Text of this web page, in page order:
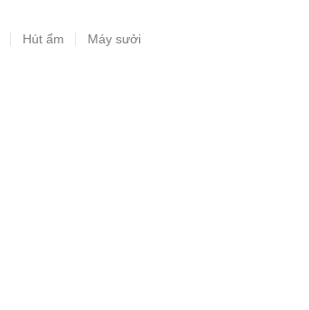
Hút ẩm Máy sưởi